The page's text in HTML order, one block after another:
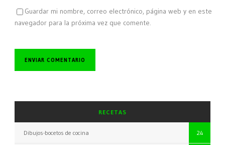
Guardar mi nombre, correo electrónico, página web y en este
navegador para la próxima vez que comente.
RECETAS
Dibujos-bocetos de cocina 24